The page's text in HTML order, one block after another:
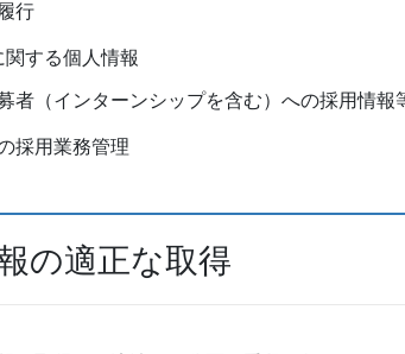
行
する個人情報
者（インターンシップを含む）への採用情報
採用業務管理
の適正な取得